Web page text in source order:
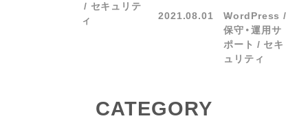
セキュリテ
ィ
2021.08.01
WordPress
保守・運用サ
ポート
セキ
ュリティ
CATEGORY